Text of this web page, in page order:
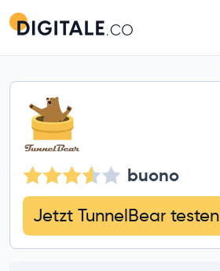
buono
Jetzt TunnelBear testen